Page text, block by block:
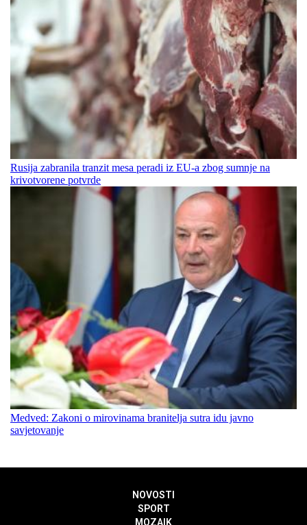
Rusija zabranila tranzit mesa peradi iz EU-a zbog sumnje na
krivotvorene potvrde
Medved: Zakoni o mirovinama branitelja sutra idu javno
savjetovanje
NOVOSTI
SPORT
MOZAIK